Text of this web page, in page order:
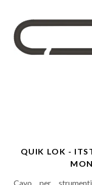
QUIK LOK -
Cavo per